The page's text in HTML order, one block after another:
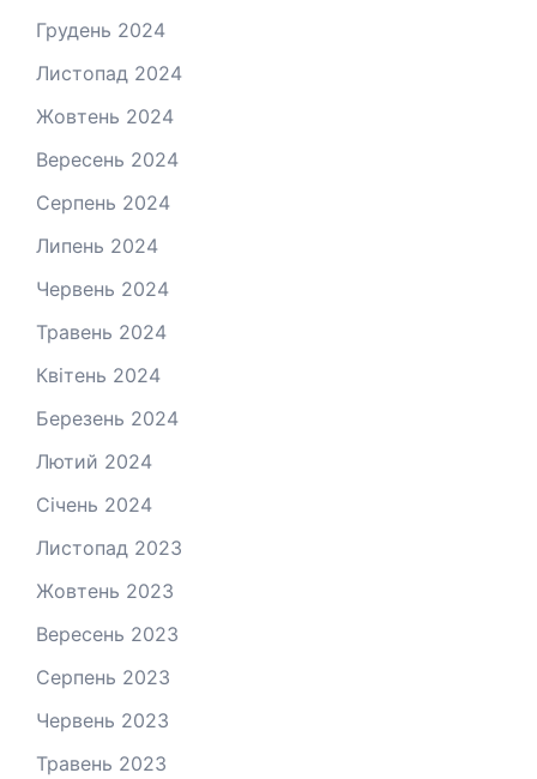
Грудень 2024
Листопад 2024
Жовтень 2024
Вересень 2024
Серпень 2024
Липень 2024
Червень 2024
Травень 2024
Квітень 2024
Березень 2024
Лютий 2024
Січень 2024
Листопад 2023
Жовтень 2023
Вересень 2023
Серпень 2023
Червень 2023
Травень 2023